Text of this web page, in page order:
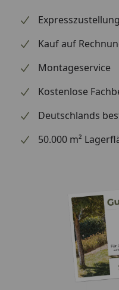
Kauf auf
Montageservice
Kostenlose
Deutschlands
50.000 m²